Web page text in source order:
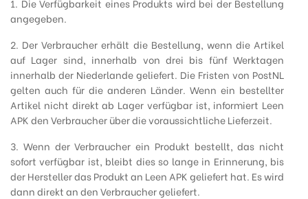
1. Die Verfügbarkeit eines Produkts wird bei der Bestellung
angegeben.
2. Der Verbraucher erhält die Bestellung, wenn die Artikel
auf Lager sind, innerhalb von drei bis fünf Werktagen
innerhalb der Niederlande geliefert. Die Fristen von PostNL
gelten auch für die anderen Länder. Wenn ein bestellter
Artikel nicht direkt ab Lager verfügbar ist, informiert Leen
APK den Verbraucher über die voraussichtliche Lieferzeit.
3. Wenn der Verbraucher ein Produkt bestellt, das nicht
sofort verfügbar ist, bleibt dies so lange in Erinnerung, bis
der Hersteller das Produkt an Leen APK geliefert hat. Es wird
dann direkt an den Verbraucher geliefert.